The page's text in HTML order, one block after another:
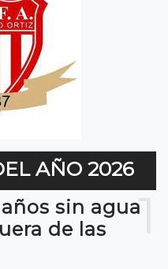
AÑO 2026
1
sin agua
de las